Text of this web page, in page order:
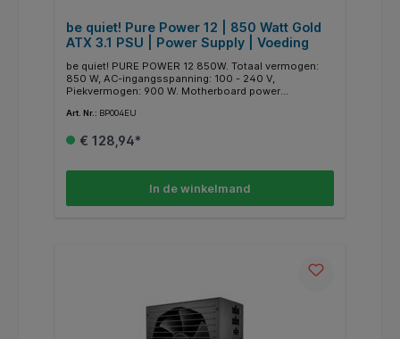
be quiet! Pure Power 12 | 850 Watt Gold
ATX 3.1 PSU | Power Supply | Voeding
be quiet! PURE POWER 12 850W. Totaal vermogen:
850 W, AC-ingangsspanning: 100 - 240 V,
Piekvermogen: 900 W. Motherboard power
moederbord: 55 cm, Lengte SATA-stroomkabel:
van de voeding (PSU): ATX, 80 PLUS certificatie: 80
Art. Nr.: BP004EU
€ 128,94*
In de winkelmand